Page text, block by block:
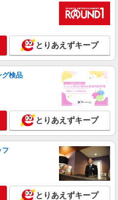
とりあえずキープ
グ検品
とりあえずキープ
フ
とりあえずキープ